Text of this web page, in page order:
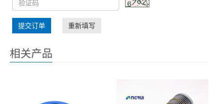
提交订单 重新填写
相关产品